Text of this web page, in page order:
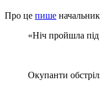
Про це пише
«Ніч пройшла під
Окупанти